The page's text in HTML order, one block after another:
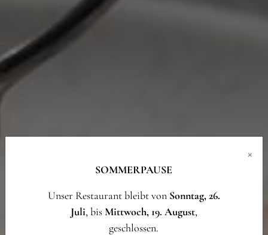
×
SOMMERPAUSE
Unser Restaurant bleibt von Sonntag, 26.
Juli, bisMittwoch, 19. August,
geschlossen.